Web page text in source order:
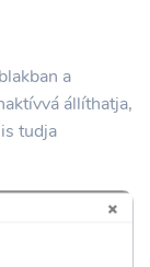
a
állíthatja,
tudja